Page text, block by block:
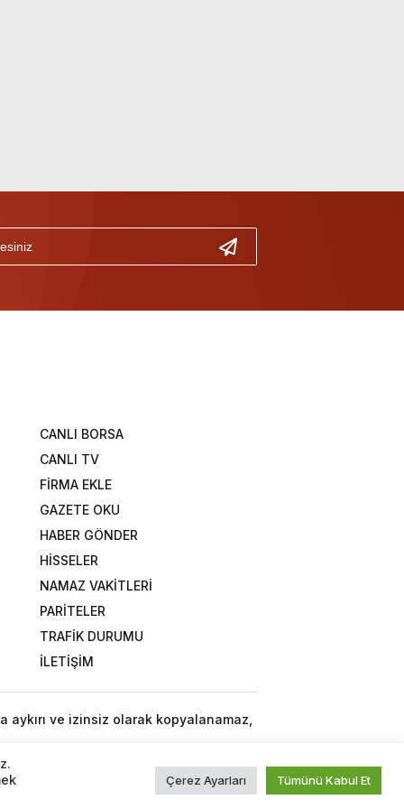
CANLI BORSA
CANLI TV
FİRMA EKLE
GAZETE OKU
HABER GÖNDER
HİSSELER
NAMAZ VAKİTLERİ
PARİTELER
TRAFİK DURUMU
İLETİŞİM
ve izinsiz olarak kopyalanamaz,
Çerez Ayarları Tümünü Kabul Et